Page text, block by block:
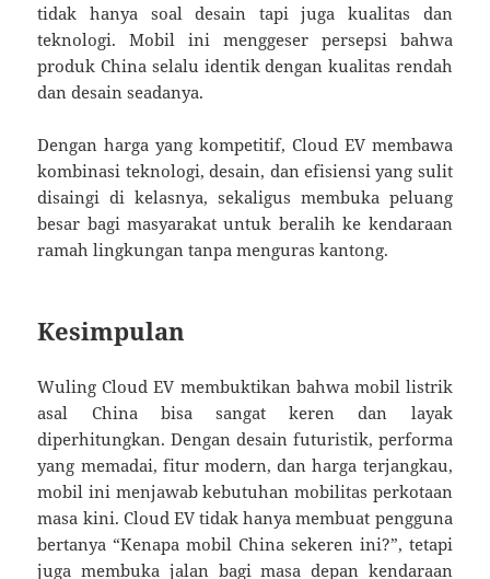
tidak hanya soal desain tapi juga kualitas dan
teknologi. Mobil ini menggeser persepsi bahwa
produk China selalu identik dengan kualitas rendah
dan desain seadanya.
Dengan harga yang kompetitif, Cloud EV membawa
kombinasi teknologi, desain, dan efisiensi yang sulit
disaingi di kelasnya, sekaligus membuka peluang
besar bagi masyarakat untuk beralih ke kendaraan
ramah lingkungan tanpa menguras kantong.
Kesimpulan
Wuling Cloud EV membuktikan bahwa mobil listrik
asal China bisa sangat keren dan layak
diperhitungkan. Dengan desain futuristik, performa
yang memadai, fitur modern, dan harga terjangkau,
mobil ini menjawab kebutuhan mobilitas perkotaan
masa kini. Cloud EV tidak hanya membuat pengguna
bertanya “Kenapa mobil China sekeren ini?”, tetapi
juga membuka jalan bagi masa depan kendaraan